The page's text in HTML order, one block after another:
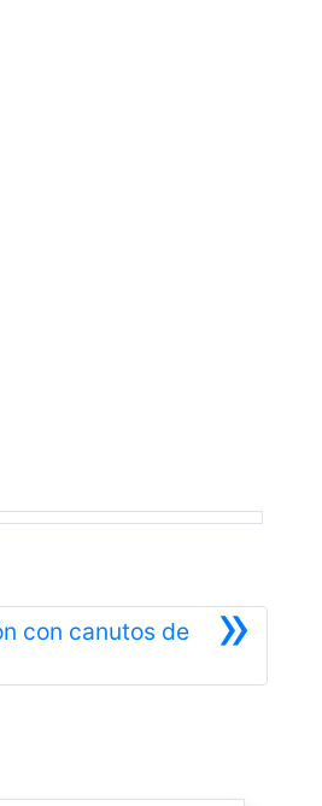
»
con canutos de